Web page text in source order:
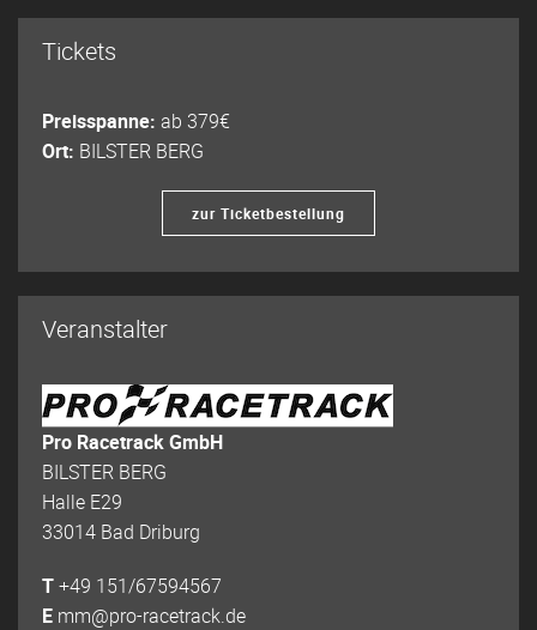
Tickets
Preisspanne: ab 379€
Ort: BILSTER BERG
zur Ticketbestellung
Veranstalter
Pro Racetrack GmbH
BILSTER BERG
Halle E29
33014 Bad Driburg
T+49 151/67594567
E mm@pro-racetrack.de